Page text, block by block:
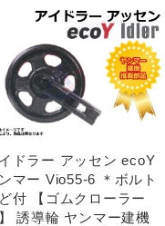
ドラー アッセン ecoY
マー Vio55-6 ＊ボルト
付 【ゴムクローラー
誘導輪 ヤンマー建機